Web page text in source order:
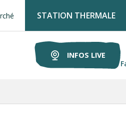
INFOS LIVE
STATION THERMALE